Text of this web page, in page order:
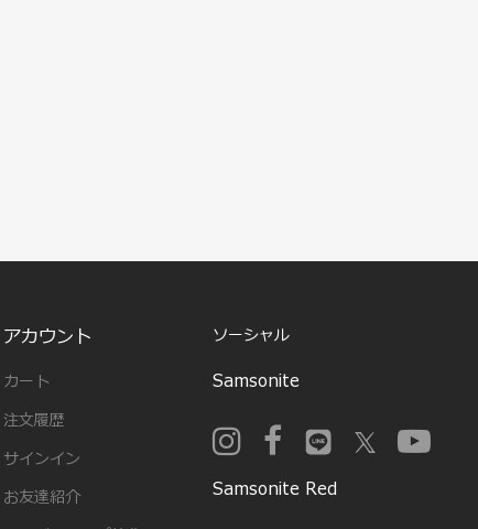
アカウント
カート
注文履歴
サインイン
お友達紹介
ソーシャル
Samsonite
Samsonite Red